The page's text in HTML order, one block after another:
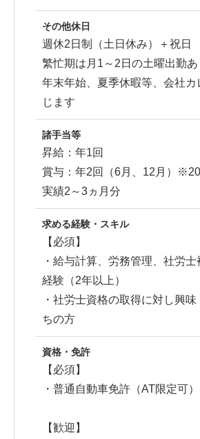
その他休日
週休2日制（土日休み）＋祝日
繁忙期は月1～2日の土曜出勤あ
年末年始、夏季休暇等、会社カ
じます
諸手当等
昇給：年1回
賞与：年2回（6月、12月）
実績2～3ヵ月分
求める経験・スキル
【必須】
・給与計算、労務管理、社労
経験（2年以上）
・社労士資格の取得に対し興
ちの方
資格・免許
【必須】
・普通自動車免許（AT限定可）
【歓迎】